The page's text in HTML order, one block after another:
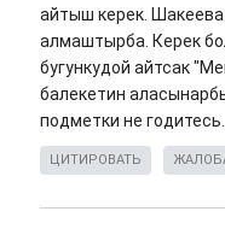
айтыш керек.
алмаштырба. Керек
бугункудой айтсак
балекетин
подметки не годитесь.
ЦИТИРОВАТЬ